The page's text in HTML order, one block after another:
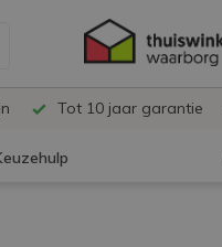
Tot 10 jaar garantie